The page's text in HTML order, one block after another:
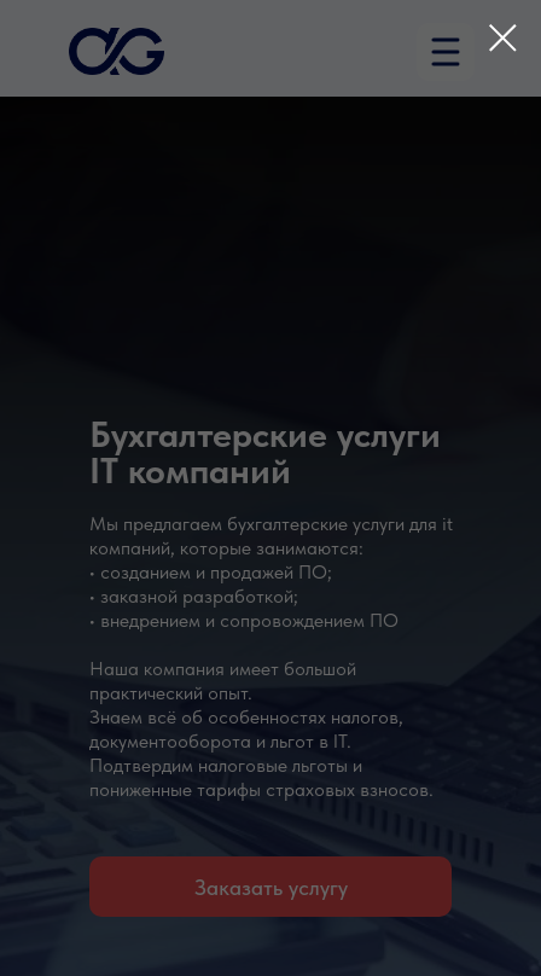
Бухгалтерские услуги
IT компаний
Мы предлагаем бухгалтерские услуги для it
компаний, которые занимаются:
• созданием и продажей ПО;
• заказной разработкой;
• внедрением и сопровождением ПО
Наша компания имеет большой
практический опыт.
Знаем всё об особенностях налогов,
документооборота и льгот в IT.
Подтвердим налоговые льготы и
пониженные тарифы страховых взносов.
Заказать услугу